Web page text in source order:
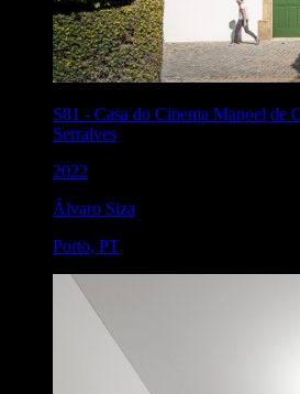
S81 - Casa do Cinema Manoel de
Serralves
2022
Álvaro Siza
Porto, PT